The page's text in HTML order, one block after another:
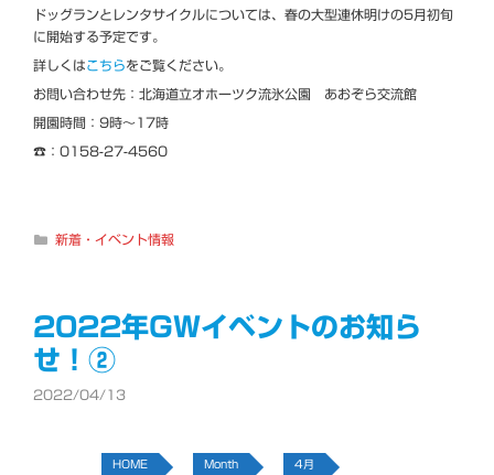
ドッグランとレンタサイクルについては、春の大型連休明けの5月初旬
に開始する予定です。
詳しくはこちらをご覧ください。
お問い合わせ先：北海道立オホーツク流氷公園 あおぞら交流館
開園時間：9時～17時
☎：0158-27-4560
カ
ー
新着・イベント情報
2022年GWイベントのお知ら
せ！②
2022/04/13
HOME Month 4月